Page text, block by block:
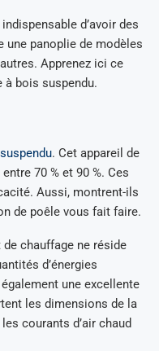
d’avoir des
une panoplie de modèles
Apprenez ici ce
à bois suspendu.
. Cet appareil de
70 % et 90 %. Ces
Aussi, montrent-ils
de poêle vous fait faire.
chauffage ne réside
d’énergies
une excellente
les dimensions de la
courants d’air chaud